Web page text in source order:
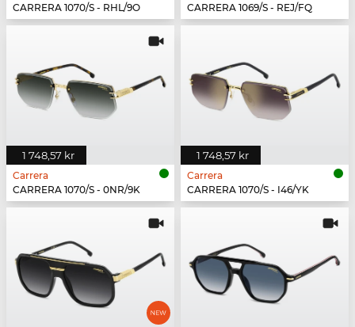
CARRERA 1070/S - RHL/9O
CARRERA 1069/S - REJ/FQ
1 748,57 kr
Carrera
CARRERA 1070/S - 0NR/9K
1 748,57 kr
Carrera
CARRERA 1070/S - I46/YK